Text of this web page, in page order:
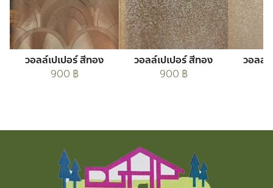
วอลล์เปเปอร์ สีทอง
900 ฿
วอลล์เปเปอร์ สีทอง
900 ฿
วอลล์